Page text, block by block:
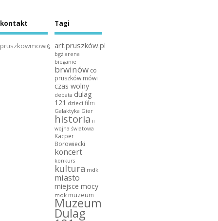
kontakt
pruszkowmowi@gmail.com
Tagi
art.pruszków.pl
bgż arena
bieganie
brwinów co
pruszków mówi
czas wolny
debata dulag
121 dzieci film
Galaktyka Gier
historia ii
wojna światowa
Kacper
Borowiecki
koncert
konkurs
kultura mdk
miasto
miejsce mocy
mok muzeum
Muzeum
Dulag